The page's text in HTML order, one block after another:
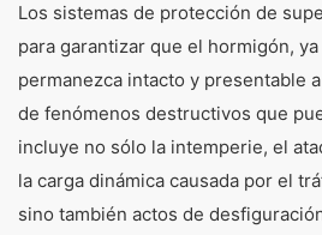
Los sistemas de protección de
para garantizar que el hormigón,
permanezca intacto y presentable
de fenómenos destructivos que
incluye no sólo la intemperie, el
la carga dinámica causada por el
sino también actos de